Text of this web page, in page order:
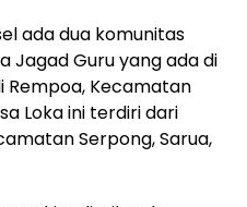
ada dua komunitas
Jagad Guru yang ada di
Rempoa, Kecamatan
Loka ini terdiri dari
Serpong, Sarua,